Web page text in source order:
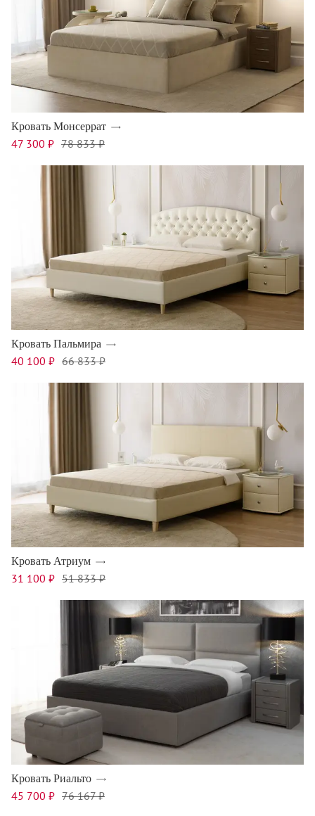
Кровать Монсеррат
47 300 ₽ 78 833 ₽
Кровать Пальмира
40 100 ₽ 66 833 ₽
Кровать Атриум
31 100 ₽ 51 833 ₽
Кровать Риальто
45 700 ₽ 76 167 ₽